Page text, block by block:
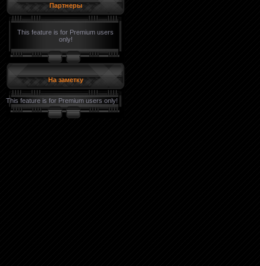
Партнеры
This feature is for Premium users
only!
На заметку
This feature is for Premium users only!